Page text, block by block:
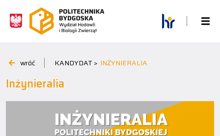
wróć KANDYDAT > INŻYNIERALIA
Inżynieralia